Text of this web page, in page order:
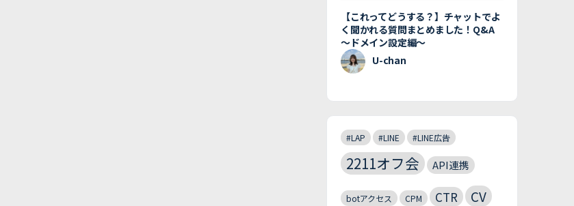
【これってどうする？】チャットでよ
く聞かれる質問まとめました！Q&A
〜ドメイン設定編〜
U-chan
#LAP #LINE #LINE広告
2211オフ会 API連携
botアクセス CPM CTR CV